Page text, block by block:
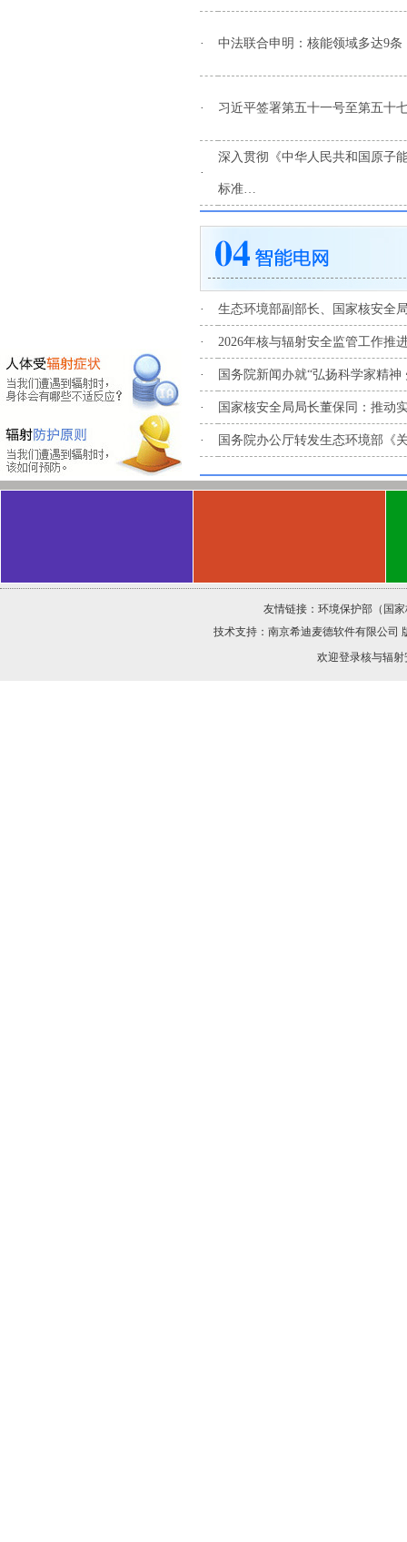
· 中法联合申明：核能领域多达9条
· 习近平签署第五十一号至第五十
·
深入贯彻《中华人民共和国原子
标准…
· 生态环境部副部长、国家核安全
· 2026年核与辐射安全监管工作推
· 国务院新闻办就“弘扬科学家精
· 国家核安全局局长董保同：推动
· 国务院办公厅转发生态环境部《
友情链接： 环境保护部（国
技术支持：南京希迪麦德软件有限公司
欢迎登录核与辐